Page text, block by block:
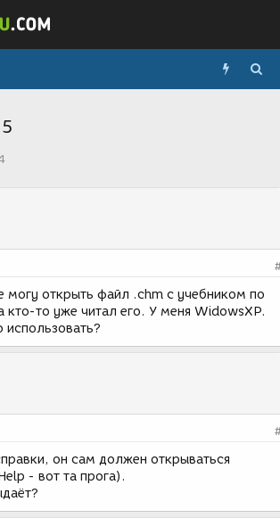
могу открыть файл .chm с учебником по
кто-то уже читал его. У меня WidowsXP.
он сам должен открываться
- вот та прога).